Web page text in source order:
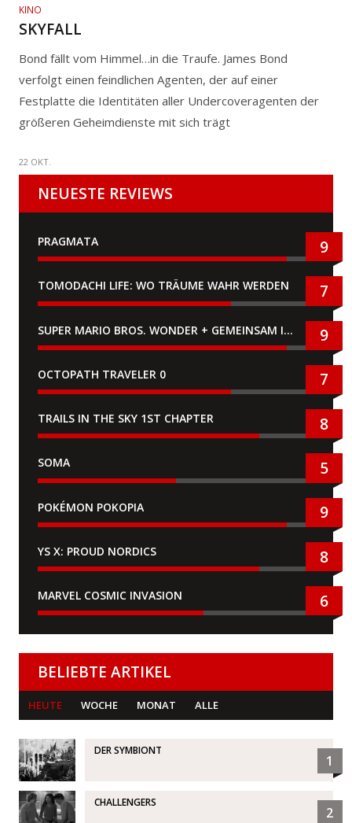
KINO
SKYFALL
Bond fällt vom Himmel…in die Traufe. James Bond
verfolgt einen feindlichen Agenten, der auf einer
Festplatte die Identitäten aller Undercoveragenten der
größeren Geheimdienste mit sich trägt
22 OKT.
NEUESTE REVIEWS
PRAGMATA 9
TOMODACHI LIFE: WO TRÄUME WAHR WERDEN 7
SUPER MARIO BROS. WONDER + GEMEINSAM IM BELLABEL-PARK 9
OCTOPATH TRAVELER 0 7
TRAILS IN THE SKY 1ST CHAPTER 8
SOMA 5
POKÉMON POKOPIA 9
YS X: PROUD NORDICS 8
MARVEL COSMIC INVASION 6
BELIEBTE ARTIKEL
HEUTE WOCHE MONAT ALLE
DER SYMBIONT
1
CHALLENGERS
2